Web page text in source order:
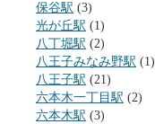
保谷駅 (3)
光が丘駅 (1)
八丁堀駅 (2)
八王子みなみ野駅 (1)
八王子駅 (21)
六本木一丁目駅 (2)
六本木駅 (3)